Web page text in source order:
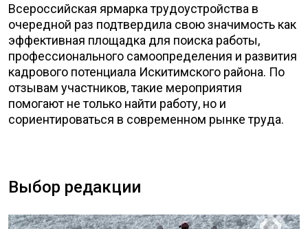
Всероссийская ярмарка трудоустройства в
очередной раз подтвердила свою значимость как
эффективная площадка для поиска работы,
профессионального самоопределения и развития
кадрового потенциала Искитимского района. По
отзывам участников, такие мероприятия
помогают не только найти работу, но и
сориентироваться в современном рынке труда.
Выбор редакции